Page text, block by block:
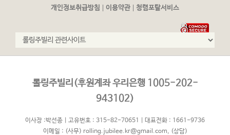
개인정보취급방침 이용약관 청렴포탈서비스
롤링주빌리(후원계좌 우리은행 1005-202-
943102)
이사장 :박선종 | 고유번호 : 315-82-70651 | 대표전화 : 1661-9736
이메일 : (사무) rolling.jubilee.kr@gmail.com, (상담)